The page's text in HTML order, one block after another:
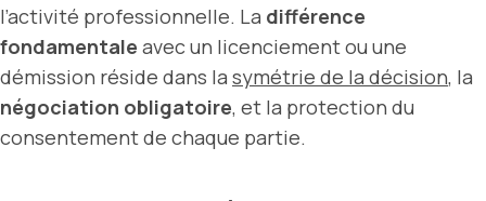
l’activité professionnelle. La différence
fondamentale avec un licenciement ou une
démission réside dans la symétrie de la décision, la
négociation obligatoire, et la protection du
consentement de chaque partie.